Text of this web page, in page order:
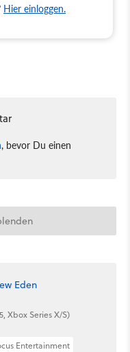
Hier einloggen.
, bevor Du einen
Eden
Xbox Series X/S)
Entertainment